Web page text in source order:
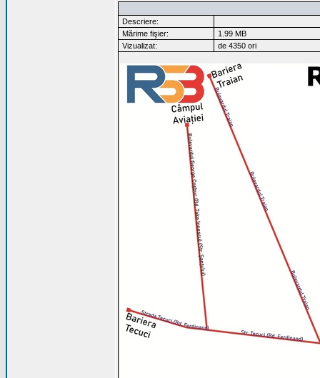
Descriere:
Mărime fişier:
1.99 MB
Vizualizat:
de 4350 ori